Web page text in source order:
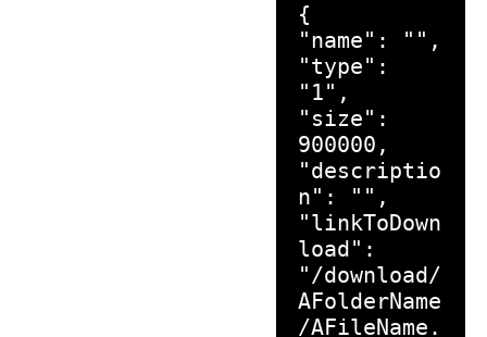
{
"name": "",
"type":
"1",
"size":
900000,
"descriptio
n": "",
"linkToDown
load":
"/download/
AFolderName
/AFileName.